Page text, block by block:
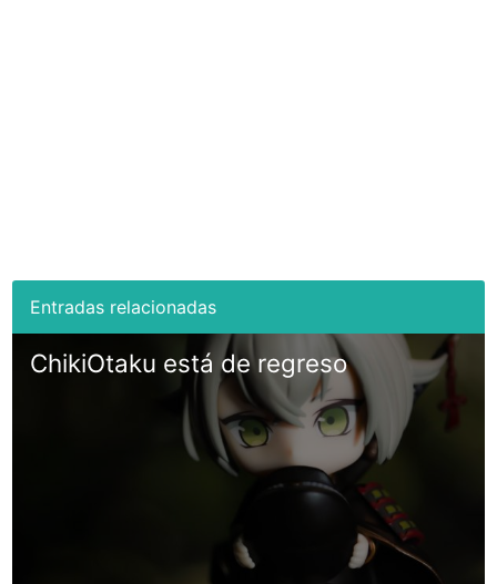
ChikiOtaku está de regreso